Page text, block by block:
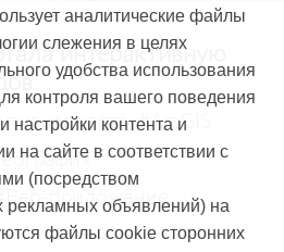
интерактивную
карта #ArcGIS
приложение
аналитические файлы
слежения в целях
удобства использования
контроля вашего поведения
настройки контента и
на сайте в соответствии с
(посредством
рекламных объявлений) на
файлы cookie сторонних